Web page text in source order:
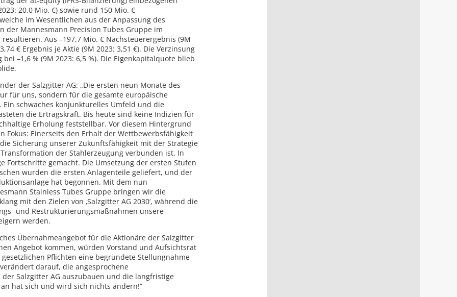
20,0 Mio. €) sowie rund 150 Mio. €
im Wesentlichen aus der Anpassung des
der Mannesmann Precision Tubes Gruppe im
resultieren. Aus –197,7 Mio. € Nachsteuerergebnis (9M
€ Ergebnis je Aktie (9M 2023: 3,51 €). Die Verzinsung
bei –1,6 % (9M 2023: 6,5 %). Die Eigenkapitalquote blieb
der Salzgitter AG: „Die ersten neun Monate des
für uns, sondern für die gesamte europäische
Ein schwaches konjunkturelles Umfeld und die
die Ertragskraft. Bis heute sind keine Indizien für
Erholung feststellbar. Vor diesem Hintergrund
Fokus: Einerseits den Erhalt der Wettbewerbsfähigkeit
Sicherung unserer Zukunftsfähigkeit mit der Strategie
Transformation der Stahlerzeugung verbunden ist. In
Fortschritte gemacht. Die Umsetzung der ersten Stufen
wurden die ersten Anlagenteile geliefert, und der
hat begonnen. Mit dem nun
Stainless Tubes Gruppe bringen wir die
mit den Zielen von ‚Salzgitter AG 2030‘, während die
und Restrukturierungsmaßnahmen unsere
werden.
Übernahmeangebot für die Aktionäre der Salzgitter
Angebot kommen, würden Vorstand und Aufsichtsrat
Pflichten eine begründete Stellungnahme
darauf, die angesprochene
der Salzgitter AG auszubauen und die langfristige
hat sich und wird sich nichts ändern!“